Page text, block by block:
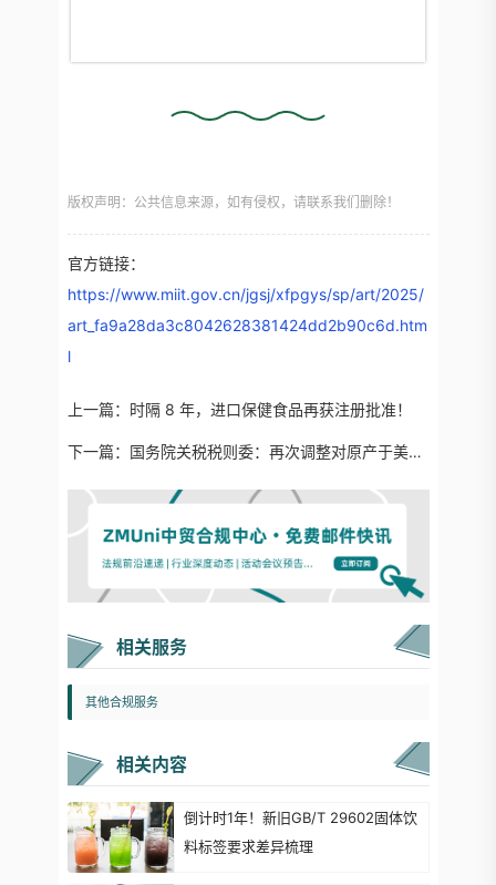
版权声明：公共信息来源，如有侵权，请联系我们删除！
官方链接：
https://www.miit.gov.cn/jgsj/xfpgys/sp/art/2025/
art_fa9a28da3c8042628381424dd2b90c6d.htm
l
上一篇： 时隔 8 年，进口保健食品再获注册批准！
下一篇： 国务院关税税则委：再次调整对原产于美国的进口商品加征关税措施
相关服务
其他合规服务
相关内容
倒计时1年！新旧GB/T 29602固体饮
料标签要求差异梳理